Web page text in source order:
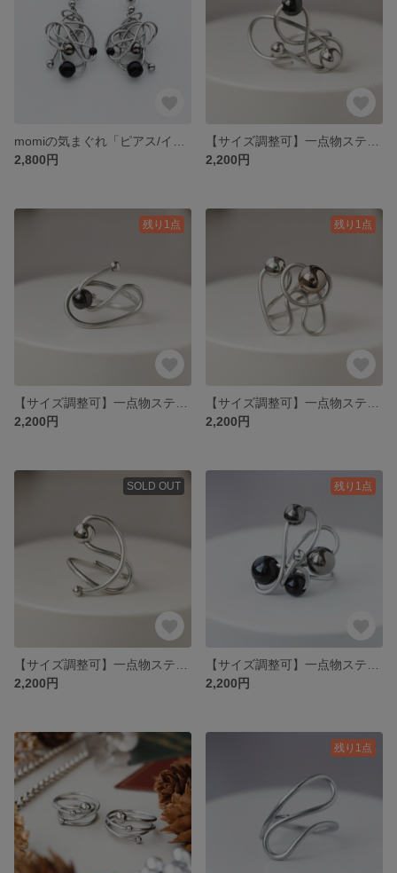
2,800円
2,200円
残り1点
2,200円
残り1点
2,200円
SOLD OUT
2,200円
残り1点
2,200円
残り1点